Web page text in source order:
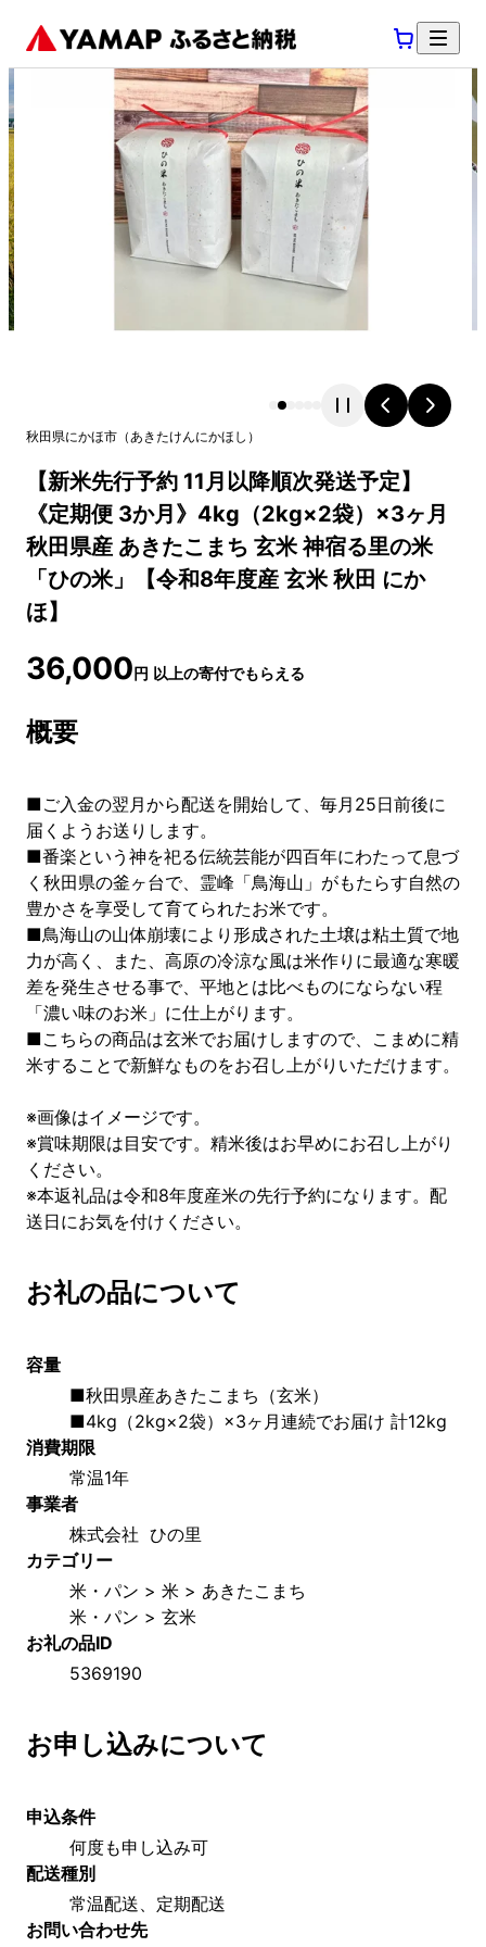
秋田県にかほ市 （あきたけんにかほし ）
【新米先行予約 11月以降順次発送予定】
《定期便 3か月》4kg（2kg×2袋）×3ヶ月
秋田県産 あきたこまち 玄米 神宿る里の米
「ひの米」【令和8年度産 玄米 秋田 にか
ほ】
36,000円 以上の寄付でもらえる
概要
■ご入金の翌月から配送を開始して、毎月25日前後に
届くようお送りします。
■番楽という神を祀る伝統芸能が四百年にわたって息づ
く秋田県の釜ヶ台で、霊峰「鳥海山」がもたらす自然の
豊かさを享受して育てられたお米です。
■鳥海山の山体崩壊により形成された土壌は粘土質で地
力が高く、また、高原の冷涼な風は米作りに最適な寒暖
差を発生させる事で、平地とは比べものにならない程
「濃い味のお米」に仕上がります。
■こちらの商品は玄米でお届けしますので、こまめに精
米することで新鮮なものをお召し上がりいただけます。
※画像はイメージです。
※賞味期限は目安です。精米後はお早めにお召し上がり
ください。
※本返礼品は令和8年度産米の先行予約になります。配
送日にお気を付けください。
お礼の品について
容量
■秋田県産あきたこまち（玄米）
■4kg（2kg×2袋）×3ヶ月連続でお届け 計12kg
消費期限
常温1年
事業者
株式会社  ひの里
カテゴリー
米・パン > 米 > あきたこまち
米・パン > 玄米
お礼の品ID
5369190
お申し込みについて
申込条件
何度も申し込み可
配送種別
常温配送、定期配送
お問い合わせ先